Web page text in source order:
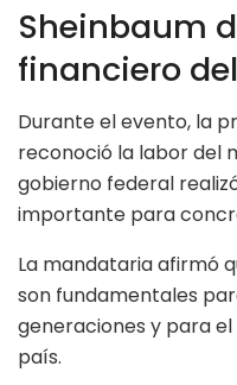
Sheinbaum
financiero
Durante el evento, la
reconoció la labor del
gobierno federal
importante para
La mandataria afirmó
son fundamentales
generaciones y para
país.